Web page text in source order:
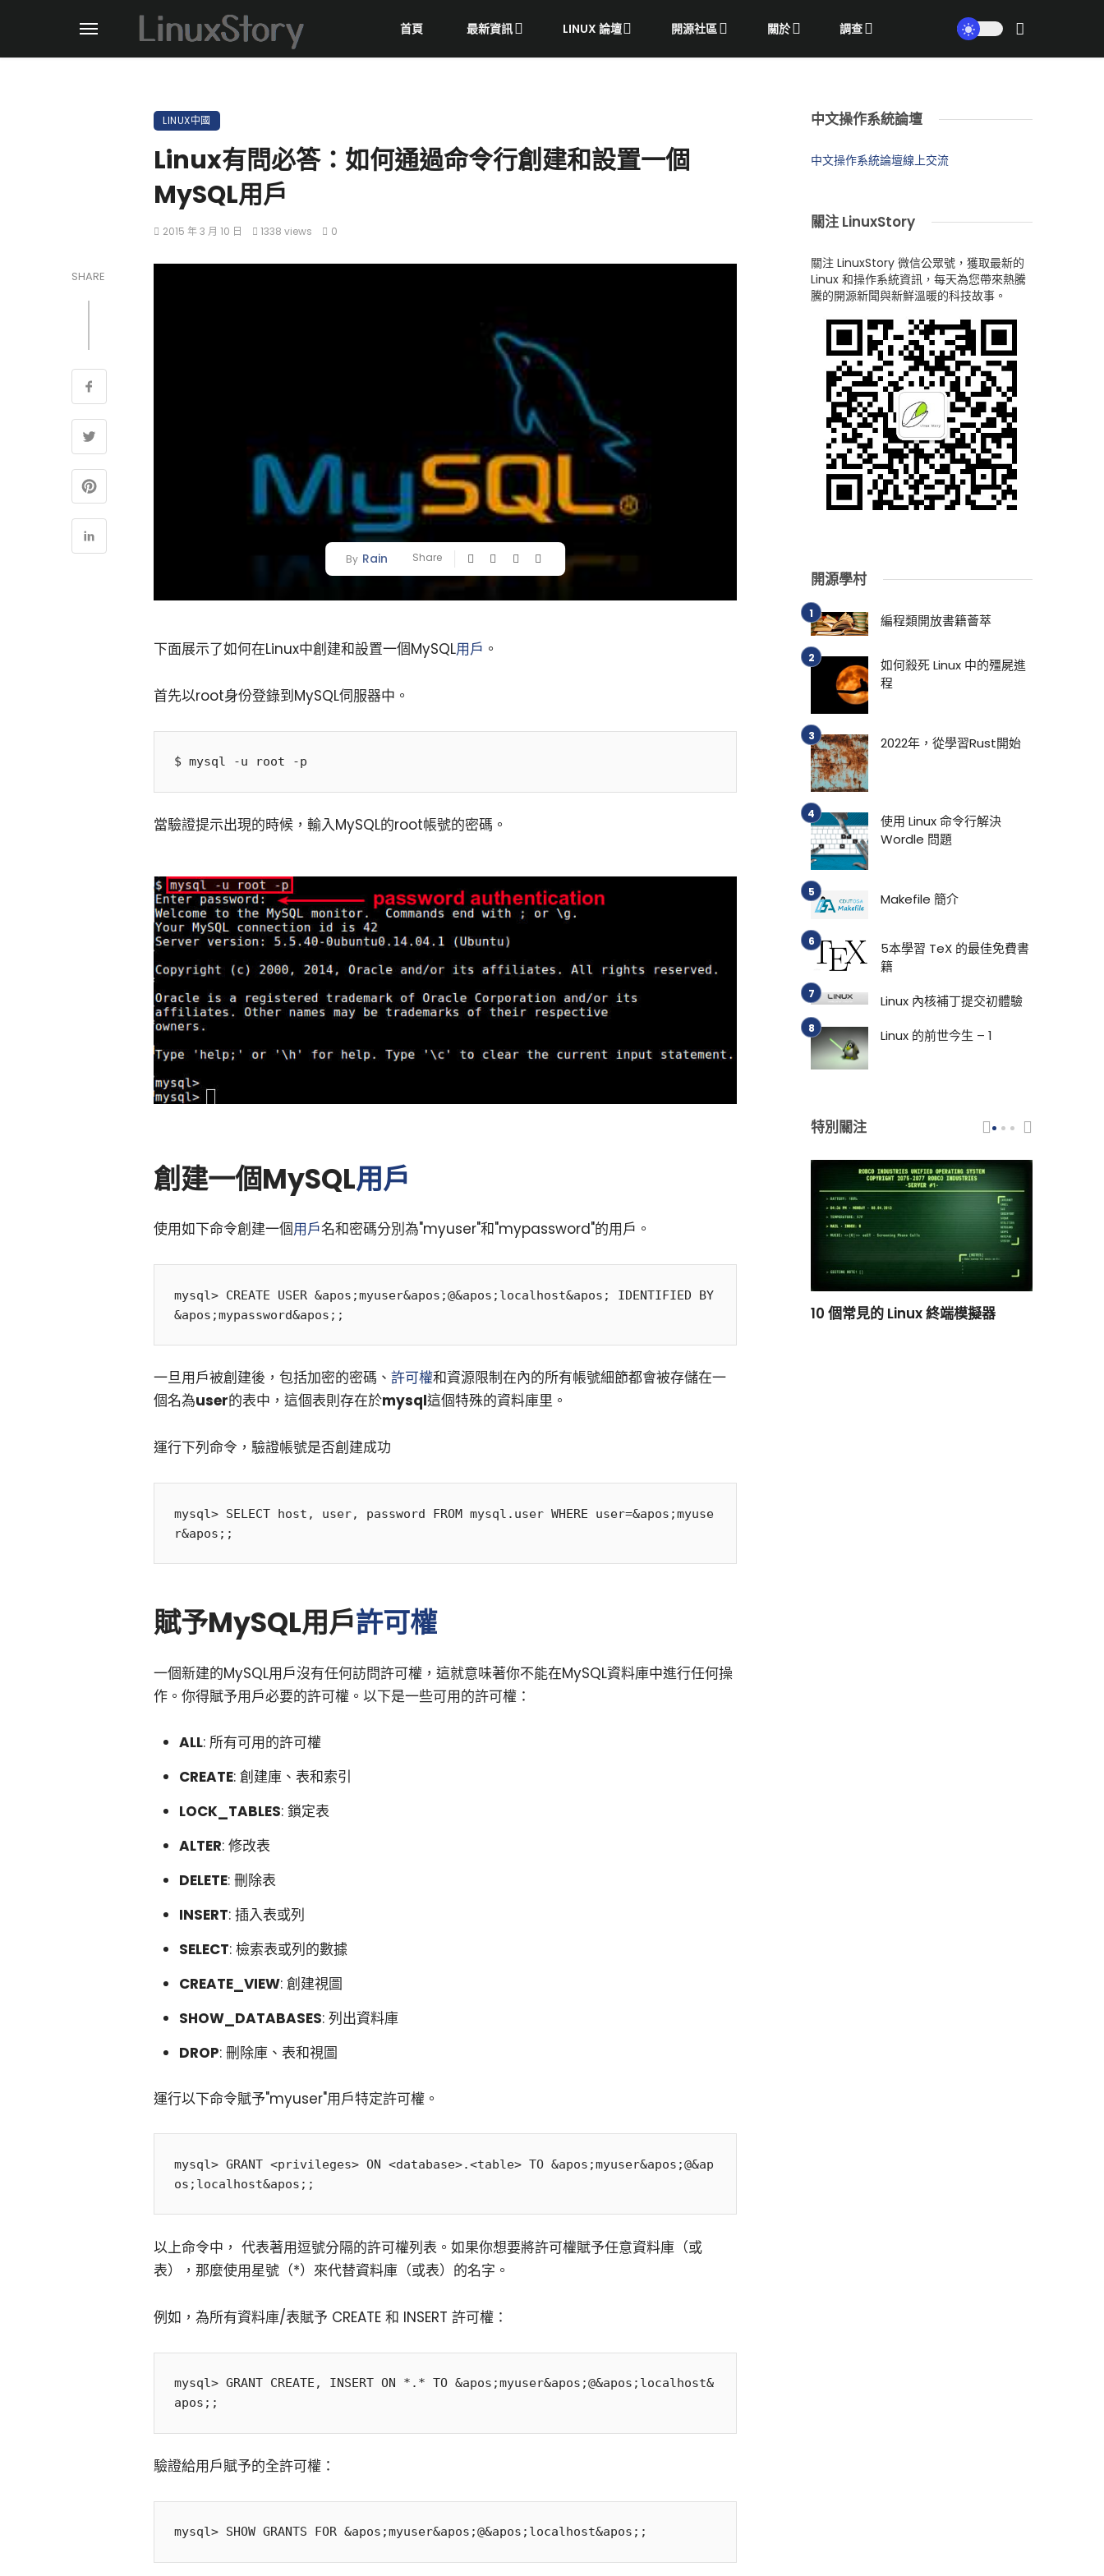
首頁 最新資訊 LINUX 論壇 開源社區 關於 調查
LINUX中國
Linux有問必答：如何通過命令行創建和設置一個
MySQL用戶
2015 年 3 月 10 日 1338 views 0
SHARE
By Rain Share
下面展示了如何在Linux中創建和設置一個MySQL用戶 。
首先以root身份登錄到MySQL伺服器中。
當驗證提示出現的時候，輸入MySQL的root帳號的密碼。
創建一個MySQL用戶
使用如下命令創建一個用戶名和密碼分別為"myuser"和"mypassword"的用戶。
mysql> CREATE USER &apos;myuser&apos;@&apos;localhost&apos; IDENTIFIED BY
一旦用戶被創建後，包括加密的密碼、 許可權和資源限制在內的所有帳號細節都會被存儲在一
個名為user的表中，這個表則存在於mysql這個特殊的資料庫里。
運行下列命令，驗證帳號是否創建成功
mysql> SELECT host, user, password FROM mysql.user WHERE user=&apos;myuse
賦予MySQL用戶許可權
一個新建的MySQL用戶沒有任何訪問許可權，這就意味著你不能在MySQL資料庫中進行任何操
作。你得賦予用戶必要的許可權。以下是一些可用的許可權：
ALL: 所有可用的許可權
CREATE: 創建庫、表和索引
LOCK_TABLES: 鎖定表
ALTER: 修改表
DELETE: 刪除表
INSERT: 插入表或列
SELECT: 檢索表或列的數據
CREATE_VIEW: 創建視圖
SHOW_DATABASES: 列出資料庫
DROP: 刪除庫、表和視圖
運行以下命令賦予"myuser"用戶特定許可權。
mysql> GRANT <privileges> ON <database>.<table> TO &apos;myuser&apos;@&ap
以上命令中， 代表著用逗號分隔的許可權列表。如果你想要將許可權賦予任意資料庫（或
表），那麼使用星號（*）來代替資料庫（或表）的名字。
例如，為所有資料庫/表賦予 CREATE 和 INSERT 許可權：
mysql> GRANT CREATE, INSERT ON *.* TO &apos;myuser&apos;@&apos;localhost&
驗證給用戶賦予的全許可權：
中文操作系統論壇
中文操作系統論壇線上交流
關注 LinuxStory
關注 LinuxStory 微信公眾號，獲取最新的
Linux 和操作系統資訊，每天為您帶來熱騰
騰的開源新聞與新鮮溫暖的科技故事。
開源學村
編程類開放書籍薈萃
如何殺死 Linux 中的殭屍進
程
2022年，從學習Rust開始
使用 Linux 命令行解決
Wordle 問題
Makefile 簡介
5本學習 TeX 的最佳免費書
籍
Linux 內核補丁提交初體驗
Linux 的前世今生 – 1
特別關注
10 個常見的 Linux 終端模擬器